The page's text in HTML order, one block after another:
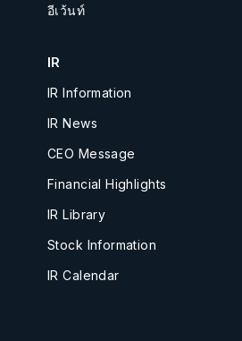
อีเว้นท์
IR
IR Information
IR News
CEO Message
Financial Highlights
IR Library
Stock Information
IR Calendar